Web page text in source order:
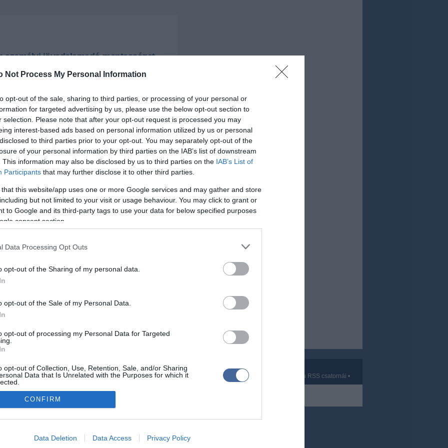
Not Process My Personal Information
opt-out of the sale, sharing to third parties, or processing of your personal or
for targeted advertising by us, please use the below opt-out section to
selection. Please note that after your opt-out request is processed you may
interest-based ads based on personal information utilized by us or personal
to third parties prior to your opt-out. You may separately opt-out of the
of your personal information by third parties on the IAB’s list of downstream
This information may also be disclosed by us to third parties on the IAB’s List of
Participants that may further disclose it to other third parties.
that this website/app uses one or more Google services and may gather and store
but not limited to your visit or usage behaviour. You may click to grant or
to Google and its third-party tags to use your data for below specified purposes
consent section.
Data Processing Opt Outs
opt-out of the Sharing of my personal data.
opt-out of the Sale of my Personal Data.
opt-out of processing my Personal Data for Targeted
opt-out of Collection, Use, Retention, Sale, and/or Sharing
Data that Is Unrelated with the Purposes for which it
allow Google to enable storage related to advertising like cookies on
CONFIRM
Data Deletion Data Access Privacy Policy
személyi jövedelamadó-mentességet
+-
a 30 évnél fiatalabb anyák szja-mentességével az,
vállalók ne kerüljenek rosszabb anyagi helyzetbe,
vállalnak gyermeket - közölte a miniszterelnök
oldalán.
oldalára felkerült videóban azt mondta: a
egy tucatnyi ügy szerepelt, a legfontosabb a
egy gyermeket nevelő édesanyák 2026. január
személyi jövedelemadó-mentességéről hozott
hogy ettől azt várják-e, hogy több gyermek fog
van egy másik, "talán közérthetőbb" cél is; ez pedig
rosszabb anyagi helyzetbe, mint azok, akik
szoftver és szerkesztőségi CMS, DMS rendszer:© PortalWare, 2017 Magnum IT Kft.
•Adatvédelmi nyiltakozat•Fórum•Írj Nekünk!•Olvasói és moderálási alapelvek •Partnerek ma.hu RSS csatornái •